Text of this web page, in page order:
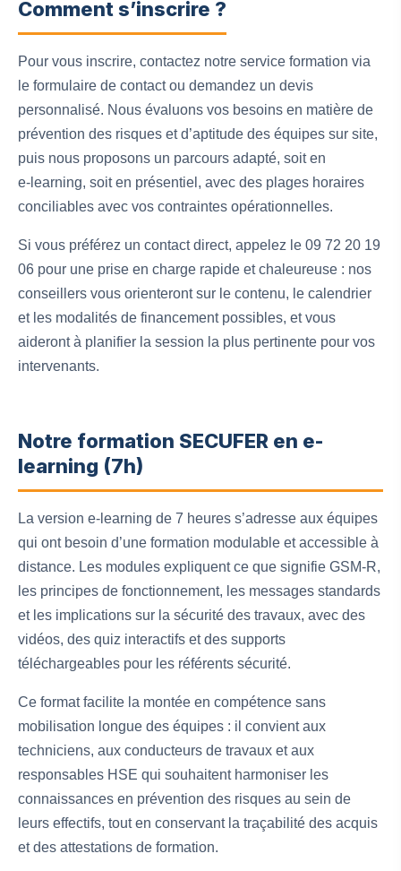
Comment s’inscrire ?
Pour vous inscrire, contactez notre service formation via
le formulaire de contact ou demandez un devis
personnalisé. Nous évaluons vos besoins en matière de
prévention des risques et d’aptitude des équipes sur site,
puis nous proposons un parcours adapté, soit en
e‑learning, soit en présentiel, avec des plages horaires
conciliables avec vos contraintes opérationnelles.
Si vous préférez un contact direct, appelez le 09 72 20 19
06 pour une prise en charge rapide et chaleureuse : nos
conseillers vous orienteront sur le contenu, le calendrier
et les modalités de financement possibles, et vous
aideront à planifier la session la plus pertinente pour vos
intervenants.
Notre formation SECUFER en e-
learning (7h)
La version e‑learning de 7 heures s’adresse aux équipes
qui ont besoin d’une formation modulable et accessible à
distance. Les modules expliquent ce que signifie GSM‑R,
les principes de fonctionnement, les messages standards
et les implications sur la sécurité des travaux, avec des
vidéos, des quiz interactifs et des supports
téléchargeables pour les référents sécurité.
Ce format facilite la montée en compétence sans
mobilisation longue des équipes : il convient aux
techniciens, aux conducteurs de travaux et aux
responsables HSE qui souhaitent harmoniser les
connaissances en prévention des risques au sein de
leurs effectifs, tout en conservant la traçabilité des acquis
et des attestations de formation.